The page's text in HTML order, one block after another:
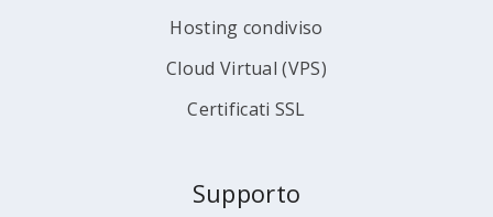
Hosting condiviso
Cloud Virtual (VPS)
Certificati SSL
Supporto